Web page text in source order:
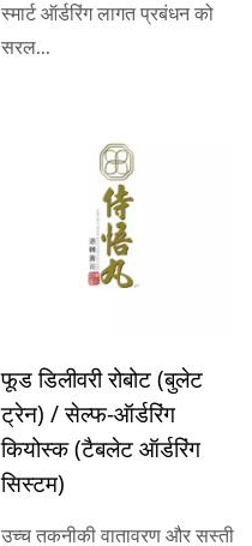
स्मार्ट ऑर्डरिंग लागत प्रबंधन को
सरल...
फूड डिलीवरी रोबोट (बुलेट
ट्रेन) / सेल्फ-ऑर्डरिंग
कियोस्क (टैबलेट ऑर्डरिंग
सिस्टम)
उच्च तकनीकी वातावरण और सस्ती